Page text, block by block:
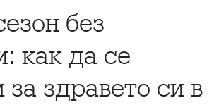
без
как да се
здравето си в